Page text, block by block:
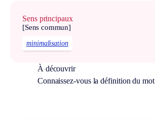
Sens principaux
[Sens commun]
minimalisation
À découvrir
Connaissez-vous la définition du mot